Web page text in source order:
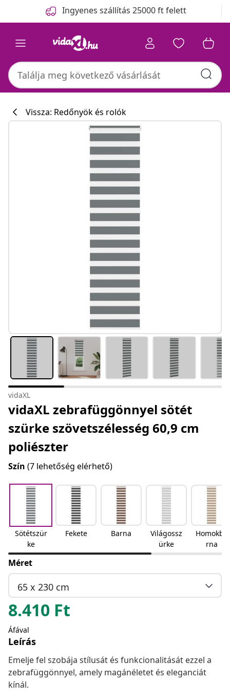
Ingyenes szállítás 25000 ft felett
Vissza: Redőnyök és rolók
vidaXL
vidaXL zebrafüggönnyel sötét
szürke szövetszélesség 60,9 cm
poliészter
Szín (7 lehetőség elérhető)
Sötétszür
ke
Fekete Barna
Világossz
ürke
Homokba
rna
Méret
65 x 230 cm
8.410 Ft
Áfával
Leírás
Emelje fel szobája stílusát és funkcionalitását ezzel a
zebrafüggönnyel, amely magánéletet és eleganciát
kínál.